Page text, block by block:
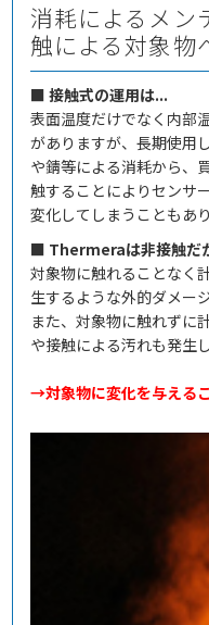
消耗によるメン
触による対象物
■ 接触式の運用は...
表面温度だけでなく内部
がありますが、長期使用
や錆等による消耗から、
触することによりセンサ
変化してしまうこともあり
■ Thermeraは非接触だ
対象物に触れることなく
生するような外的ダメー
また、対象物に触れずに
や接触による汚れも発生
→対象物に変化を与える